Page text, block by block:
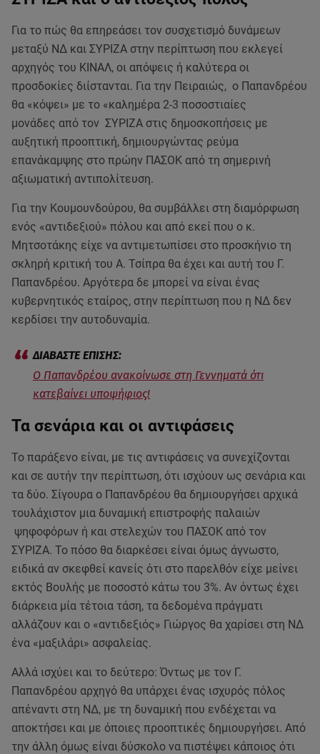
Για το πώς θα επηρεάσει τον συσχετισμό δυνάμεων
μεταξύ ΝΔ και ΣΥΡΙΖΑ στην περίπτωση που εκλεγεί
αρχηγός του ΚΙΝΑΛ, οι απόψεις ή καλύτερα οι
προσδοκίες διίστανται. Για την Πειραιώς, ο Παπανδρέου
θα «κόψει» με το «καλημέρα 2-3 ποσοστιαίες
μονάδες από τον ΣΥΡΙΖΑ στις δημοσκοπήσεις με
αυξητική προοπτική, δημιουργώντας ρεύμα
επανάκαμψης στο πρώην ΠΑΣΟΚ από τη σημερινή
αξιωματική αντιπολίτευση.
Για την Κουμουνδούρου, θα συμβάλλει στη διαμόρφωση
ενός «αντιδεξιού» πόλου και από εκεί που ο κ.
Μητσοτάκης είχε να αντιμετωπίσει στο προσκήνιο τη
σκληρή κριτική του Α. Τσίπρα θα έχει και αυτή του Γ.
Παπανδρέου. Αργότερα δε μπορεί να είναι ένας
κυβερνητικός εταίρος, στην περίπτωση που η ΝΔ δεν
κερδίσει την αυτοδυναμία.
Ο Παπανδρέου ανακοίνωσε στη Γεννηματά ότι
κατεβαίνει υποψήφιος!
Τα σενάρια και οι αντιφάσεις
Το παράξενο είναι, με τις αντιφάσεις να συνεχίζονται
και σε αυτήν την περίπτωση, ότι ισχύουν ως σενάρια και
τα δύο. Σίγουρα ο Παπανδρέου θα δημιουργήσει αρχικά
τουλάχιστον μια δυναμική επιστροφής παλαιών
ψηφοφόρων ή και στελεχών του ΠΑΣΟΚ από τον
ΣΥΡΙΖΑ. Το πόσο θα διαρκέσει είναι όμως άγνωστο,
ειδικά αν σκεφθεί κανείς ότι στο παρελθόν είχε μείνει
εκτός Βουλής με ποσοστό κάτω του 3%. Αν όντως έχει
διάρκεια μία τέτοια τάση, τα δεδομένα πράγματι
αλλάζουν και ο «αντιδεξιός» Γιώργος θα χαρίσει στη ΝΔ
ένα «μαξιλάρι» ασφαλείας.
Αλλά ισχύει και το δεύτερο: Όντως με τον Γ.
Παπανδρέου αρχηγό θα υπάρχει ένας ισχυρός πόλος
απέναντι στη ΝΔ, με τη δυναμική που ενδέχεται να
αποκτήσει και με όποιες προοπτικές δημιουργήσει. Από
την άλλη όμως είναι δύσκολο να πιστέψει κάποιος ότι